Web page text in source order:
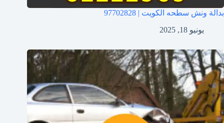
بدالة ونش سطحه الكويت | 97702828
يونيو 18, 2025